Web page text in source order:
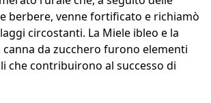
berbere, venne fortificato e richiamò
circostanti. La Miele ibleo e la
da zucchero furono elementi
che contribuirono al successo di